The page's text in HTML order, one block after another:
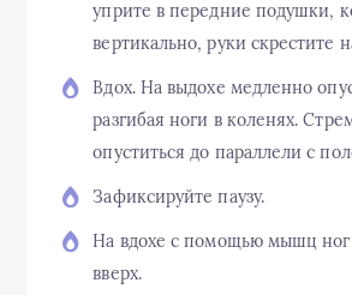
уприте в передние подушки,
вертикально, руки скрестите
Вдох. На выдохе медленно
разгибая ноги в коленях.
опуститься до параллели с
Зафиксируйте паузу.
На вдохе с помощью мышц ног
вверх.